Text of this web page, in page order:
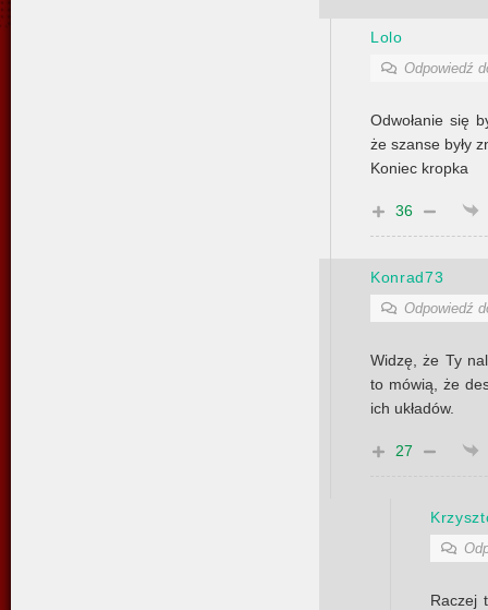
Lolo
Odpowiedź
Odwołanie się
że szanse były
Koniec kropka
36
Konrad73
Odpowiedź
Widzę, że Ty
to mówią, że
ich układów.
27
Raczej